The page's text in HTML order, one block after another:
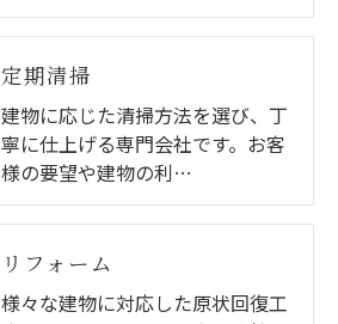
定期清掃
建物に応じた清掃方法を選び、丁
寧に仕上げる専門会社です。お客
様の要望や建物の利…
リフォーム
様々な建物に対応した原状回復工